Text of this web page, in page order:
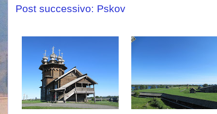
Post successivo: Pskov